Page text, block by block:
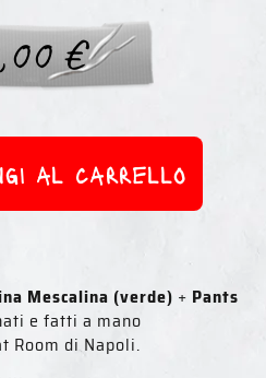
€
al carrello
Mescalina (verde) + Pants
e fatti a mano
Room di Napoli.